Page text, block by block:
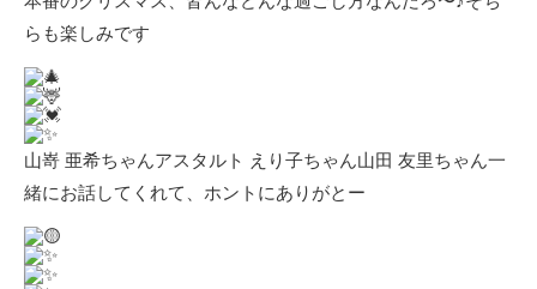
らも楽しみです
山嵜 亜希ちゃんアスタルト えり子ちゃん山田 友里ちゃん一
緒にお話してくれて、ホントにありがとー